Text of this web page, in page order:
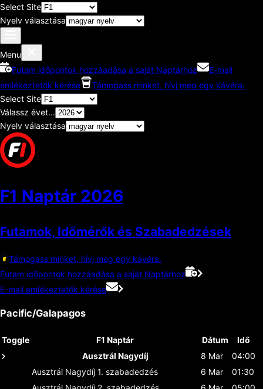
Select Site
Nyelv választása
Menu
Futam időpontok hozzáadása a saját Naptárhoz
E-mail
emlékeztetők kérése
Támogass minket, hívj meg egy kávéra.
Select Site
Válassz évet...
Nyelv választása
F1 Naptár 2026
Futamok, Időmérők és Szabadedzések
Támogass minket, hívj meg egy kávéra.
Futam időpontok hozzáadása a saját Naptárhoz
E-mail emlékeztetők kérése
Pacific/Galapagos
Toggle F1 Naptár Dátum
Idő
Ausztrál Nagydíj
8 Mar
04:00
Ausztrál Nagydíj 1. szabadedzés 6 Mar
01:30